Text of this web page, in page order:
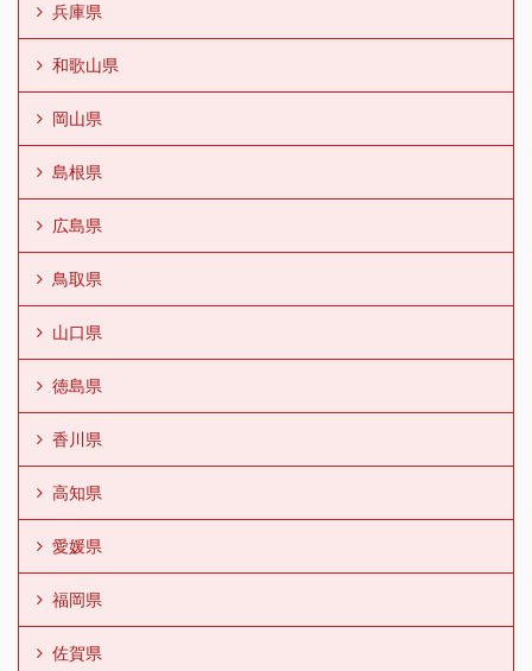
兵庫県
和歌山県
岡山県
島根県
広島県
鳥取県
山口県
徳島県
香川県
高知県
愛媛県
福岡県
佐賀県